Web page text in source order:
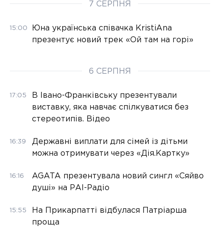
7 СЕРПНЯ
15:00
Юна українська співачка KristiAna
презентує новий трек «Ой там на горі»
6 СЕРПНЯ
17:05
В Івано-Франківську презентували
виставку, яка навчає спілкуватися без
стереотипів. Відео
16:39
Державні виплати для сімей із дітьми
можна отримувати через «Дія.Картку»
16:16
AGATA презентувала новий сингл «Сяйво
душі» на РАІ-Радіо
15:55
На Прикарпатті відбулася Патріарша
проща